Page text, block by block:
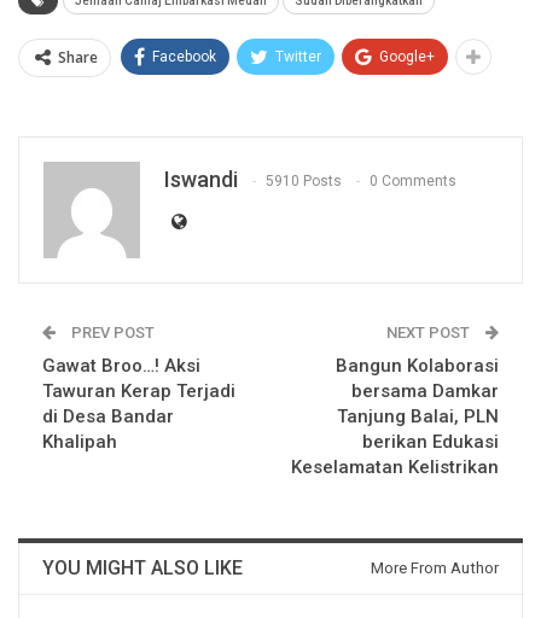
Share Facebook Twitter Google+
Iswandi 5910 Posts 0 Comments
PREV POST
Gawat Broo…! Aksi
Tawuran Kerap Terjadi
di Desa Bandar
Khalipah
NEXT POST
Bangun Kolaborasi
bersama Damkar
Tanjung Balai, PLN
berikan Edukasi
Keselamatan Kelistrikan
YOU MIGHT ALSO LIKE More From Author